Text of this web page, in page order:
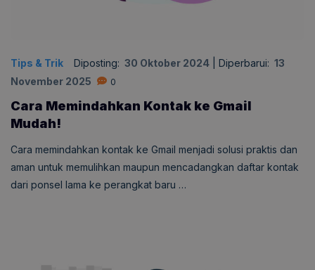
Tips & Trik Diposting: 30 Oktober 2024 Diperbarui: 13
November 2025
0
Cara Memindahkan Kontak ke Gmail
Mudah!
Cara memindahkan kontak ke Gmail menjadi solusi praktis dan
aman untuk memulihkan maupun mencadangkan daftar kontak
dari ponsel lama ke perangkat baru …